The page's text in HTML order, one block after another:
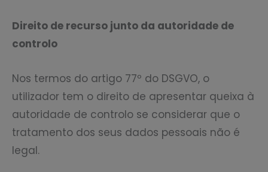
Direito de recurso junto da autoridade de
controlo
Nos termos do artigo 77º do DSGVO, o
utilizador tem o direito de apresentar queixa à
autoridade de controlo se considerar que o
tratamento dos seus dados pessoais não é
legal.